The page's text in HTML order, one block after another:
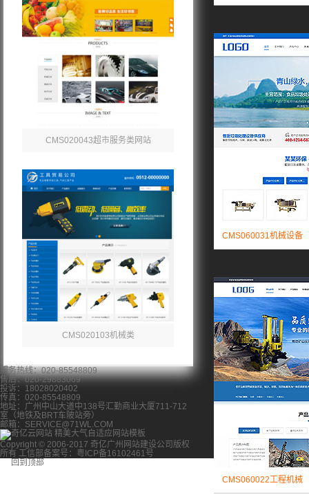
CMS020043超市服务类网站
CMS020103机械类
CMS060031机械设备
CMS060022工程机械
服务热线：020-85548809
售后：020-29883069
投诉：18028020402
传真：020-85548809
地址：广州中山大道中138号汇勤商业大厦711-712
室（地铁及BRT车陂站旁）
邮箱：SERVICE@71WL.COM
Copyright © 2006-2017 奇亿广州网站建设公司版权
所有 工信部备案号：粤ICP备16102461号
回到顶部